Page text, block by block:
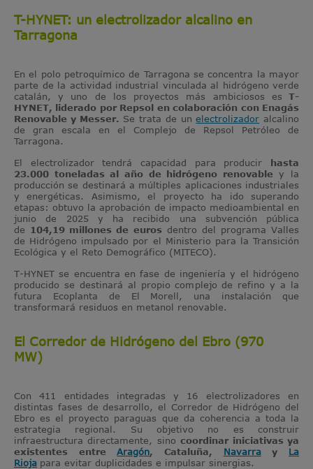
T-HYNET: un electrolizador alcalino en
Tarragona
En el polo petroquímico de Tarragona se concentra la mayor
parte de la actividad industrial vinculada al hidrógeno verde
catalán, y uno de los proyectos más ambiciosos es
T-
HYNET, liderado por Repsol en colaboración con Enagás
Renovable y Messer. Se trata de unelectrolizador alcalino
de gran escala en el Complejo de Repsol Petróleo de
Tarragona.
El electrolizador tendrá capacidad para producir hasta
23.000 toneladas al año de hidrógeno renovable y la
producción se destinará a múltiples aplicaciones industriales
y energéticas. Asimismo, el proyecto ha ido superando
etapas: obtuvo la aprobación de impacto medioambiental en
junio de 2025 y ha recibido una subvención pública
de 104,19 millones de euros dentro del programa Valles
de Hidrógeno impulsado por el Ministerio para la Transición
Ecológica y el Reto Demográfico (MITECO).
T-HYNET se encuentra en fase de ingeniería y el hidrógeno
producido se destinará al propio complejo de refino y a la
futura Ecoplanta de El Morell, una instalación que
transformará residuos en metanol renovable.
El Corredor de Hidrógeno del Ebro (970
MW)
Con 411 entidades integradas y 16 electrolizadores en
distintas fases de desarrollo, el Corredor de Hidrógeno del
Ebro es el proyecto paraguas que da coherencia a toda la
estrategia regional. Su objetivo no es construir
infraestructura directamente, sinocoordinar iniciativas ya
existentes entreAragón, Cataluña, Navarray La
Rioja para evitar duplicidades e impulsar sinergias.